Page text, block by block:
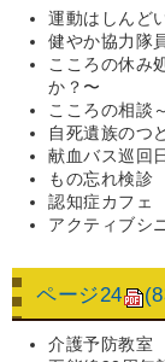
運動はしんど
健やか協力隊
こころの休み
か？〜
こころの相談
自死遺族のつ
献血バス巡回
もの忘れ検診
認知症カフェ
アクティブシ
ページ24
介護予防教室